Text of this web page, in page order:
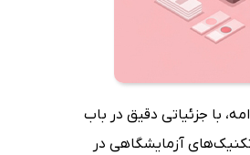
می‌شود تا در ادامه، با جزئیاتی دقیق در باب
آزمایشگاهی در